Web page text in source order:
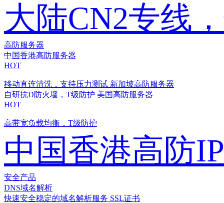
大陆CN2专线
高防服务器
中国香港高防服务器
HOT
移动直连清洗，支持压力测试 新加坡高防服务器
自研抗D防火墙，T级防护 美国高防服务器
HOT
高带宽负载均衡，T级防护
中国香港高防IP
安全产品
DNS域名解析
快速安全稳定的域名解析服务 SSL证书